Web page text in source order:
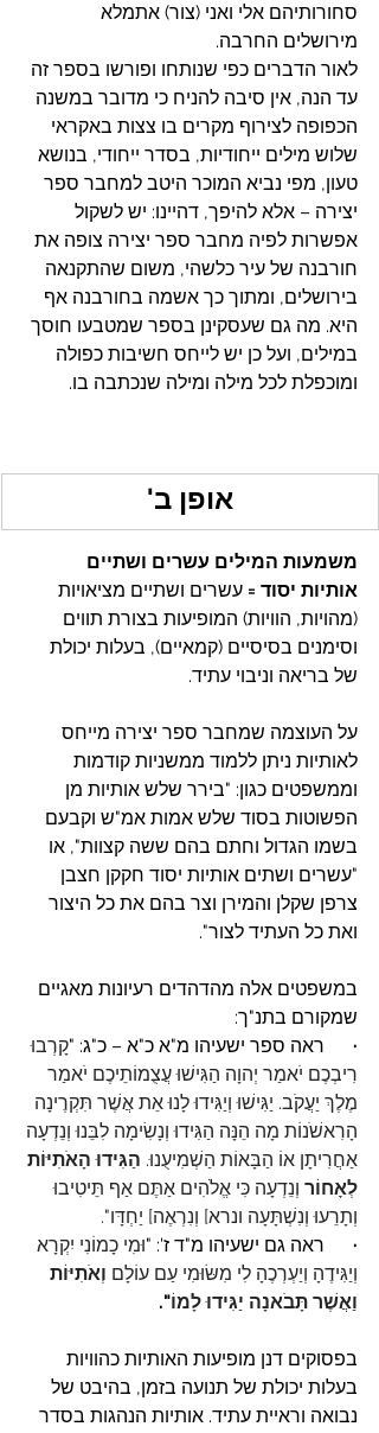
סחורותיהם אלי ואני (צור) אתמלא
מירושלים החרבה.
לאור הדברים כפי שנותחו ופורשו בספר זה
עד הנה, אין סיבה להניח כי מדובר במשנה
הכפופה לצירוף מקרים בו צצות באקראי
שלוש מילים ייחודיות, בסדר ייחודי, בנושא
טעון, מפי נביא המוכר היטב למחבר ספר
יצירה – אלא להיפך, דהיינו: יש לשקול
אפשרות לפיה מחבר ספר יצירה צופה את
חורבנה של עיר כלשהי, משום שהתקנאה
בירושלים, ומתוך כך אשמה בחורבנה אף
היא. מה גם שעסקינן בספר שמטבעו חוסך
במילים, ועל כן יש לייחס חשיבות כפולה
ומוכפלת לכל מילה ומילה שנכתבה בו.
אופן ב'
משמעות המילים עשרים ושתיים
אותיות יסוד = עשרים ושתיים מציאויות
(מהויות, הוויות) המופיעות בצורת תווים
וסימנים בסיסיים (קמאיים), בעלות יכולת
של בריאה וניבוי עתיד.
על העוצמה שמחבר ספר יצירה מייחס
לאותיות ניתן ללמוד ממשניות קודמות
וממשפטים כגון: "בירר שלש אותיות מן
הפשוטות בסוד שלש אמות אמ"ש וקבעם
בשמו הגדול וחתם בהם ששה קצוות", או
"עשרים ושתים אותיות יסוד חקקן חצבן
צרפן שקלן והמירן וצר בהם את כל היצור
ואת כל העתיד לצור".
במשפטים אלה מהדהדים רעיונות מאגיים
שמקורם בתנ"ך:
· ראה ספר ישעיהו מ"א כ"א – כ"ג: "קָרְבוּ
רִיבְכֶם יֹאמַר יְהוָה הַגִּישׁוּ עֲצֻמוֹתֵיכֶם יֹאמַר
מֶלֶךְ יַעֲקֹב. יַגִּישׁוּ וְיַגִּידוּ לָנוּ אֵת אֲשֶׁר תִּקְרֶינָה
הָרִאשֹׁנוֹת מָה הֵנָּה הַגִּידוּ וְנָשִׂימָה לִבֵּנוּ וְנֵדְעָה
אַחֲרִיתָן אוֹ הַבָּאוֹת הַשְׁמִיעֻנוּ. הַגִּידוּ הָאֹתִיּוֹת
לְאָחוֹר וְנֵדְעָה כִּי אֱלֹהִים אַתֶּם אַף תֵּיטִיבוּ
וְתָרֵעוּ וְנִשְׁתָּעָה ונרא] וְנִרְאֶה] יַחְדָּו".
· ראה גם ישעיהו מ"ד ז': "וּמִי כָמוֹנִי יִקְרָא
וְיַגִּידֶהָ וְיַעְרְכֶהָ לִי מִשּׂוּמִי עַם עוֹלָם וְאֹתִיּוֹת
וַאֲשֶׁר תָּבֹאנָה יַגִּידוּ לָמוֹ".
בפסוקים דנן מופיעות האותיות כהוויות
בעלות יכולת של תנועה בזמן, בהיבט של
נבואה וראיית עתיד. אותיות הנהגות בסדר